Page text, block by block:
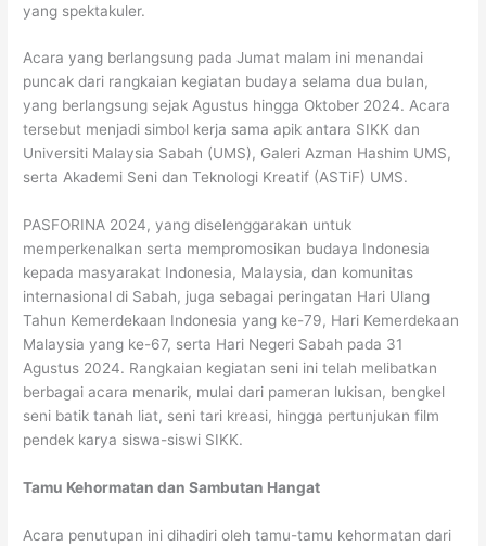
yang spektakuler.
Acara yang berlangsung pada Jumat malam ini menandai
puncak dari rangkaian kegiatan budaya selama dua bulan,
yang berlangsung sejak Agustus hingga Oktober 2024. Acara
tersebut menjadi simbol kerja sama apik antara SIKK dan
Universiti Malaysia Sabah (UMS), Galeri Azman Hashim UMS,
serta Akademi Seni dan Teknologi Kreatif (ASTiF) UMS.
PASFORINA 2024, yang diselenggarakan untuk
memperkenalkan serta mempromosikan budaya Indonesia
kepada masyarakat Indonesia, Malaysia, dan komunitas
internasional di Sabah, juga sebagai peringatan Hari Ulang
Tahun Kemerdekaan Indonesia yang ke-79, Hari Kemerdekaan
Malaysia yang ke-67, serta Hari Negeri Sabah pada 31
Agustus 2024. Rangkaian kegiatan seni ini telah melibatkan
berbagai acara menarik, mulai dari pameran lukisan, bengkel
seni batik tanah liat, seni tari kreasi, hingga pertunjukan film
pendek karya siswa-siswi SIKK.
Tamu Kehormatan dan Sambutan Hangat
Acara penutupan ini dihadiri oleh tamu-tamu kehormatan dari